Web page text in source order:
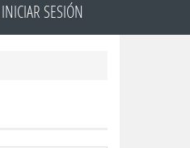
INICIAR SESIÓN